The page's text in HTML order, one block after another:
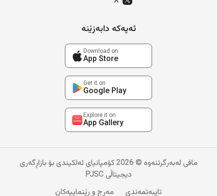
ئەپەکە دابەزێنە
Download on
App Store
Get it on
Google Play
Explore it on
App Gallery
مافی لەبەرگرتنەوە © 2026 کۆمپانیای ئەلکیندی بۆ بازاڕگەری
دیجیتاڵی PJSC
تایبەتمەندی
مەرج و ڕێنماییەکان